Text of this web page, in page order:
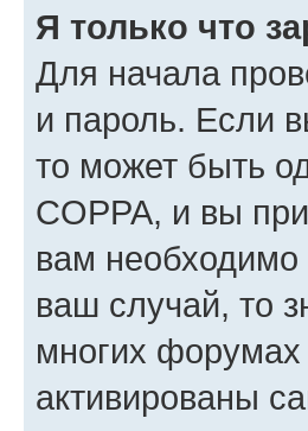
Я только что
Для начала
и пароль. Если
то может быть
COPPA, и вы
вам необходимо
ваш случай, то
многих форумах
активированы